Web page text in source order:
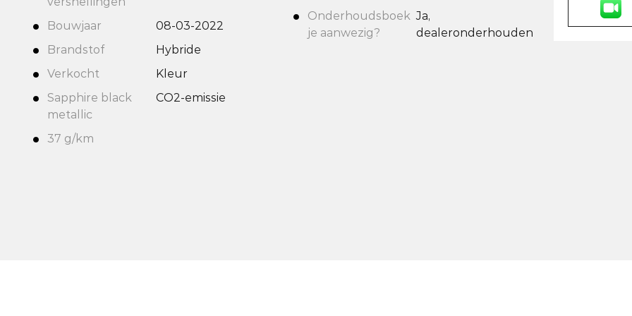
Bouwjaar
08-03-2022
Brandstof
Hybride
Verkocht
Kleur
Sapphire black
metallic
CO2-emissie
37 g/km
Onderhoudsboek
je aanwezig?
Ja,
dealeronderhouden